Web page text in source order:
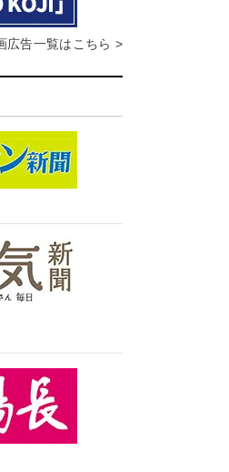
広告一覧はこちら >